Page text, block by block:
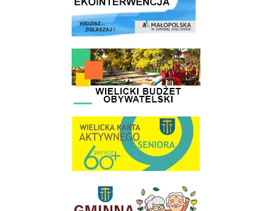
link do strony - Wielicki Budżet Obywatelski
link do strony Wielicka Karta Aktywnego Seniora
link do strony Gminnej Rady Seniorow - Wieliczka